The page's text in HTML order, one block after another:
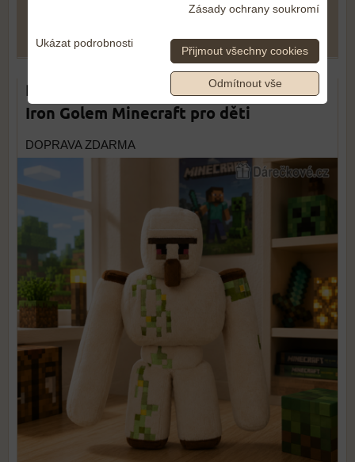
Plyšový Minecraft Golem 36 cm | Plyšák
Iron Golem Minecraft pro děti
DOPRAVA ZDARMA
Zásady ochrany soukromí
Ukázat podrobnosti
Přijmout všechny cookies
Odmítnout vše